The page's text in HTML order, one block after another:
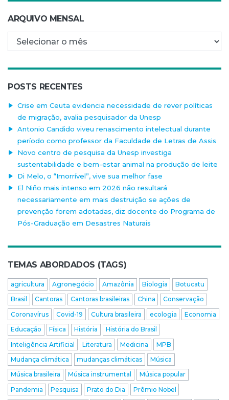
ARQUIVO MENSAL
Arquivo mensal
POSTS RECENTES
Crise em Ceuta evidencia necessidade de rever políticas
de migração, avalia pesquisador da Unesp
Antonio Candido viveu renascimento intelectual durante
período como professor da Faculdade de Letras de Assis
Novo centro de pesquisa da Unesp investiga
sustentabilidade e bem-estar animal na produção de leite
Di Melo, o “Imorrível”, vive sua melhor fase
El Niño mais intenso em 2026 não resultará
necessariamente em mais destruição se ações de
prevenção forem adotadas, diz docente do Programa de
Pós-Graduação em Desastres Naturais
TEMAS ABORDADOS (TAGS)
agricultura Agronegócio Amazônia Biologia
Botucatu
Brasil
Cantoras Cantoras brasileiras China
Conservação
Coronavírus
Covid-19 Cultura brasileira ecologia
Economia
Educação
Física História
História do Brasil
Inteligência Artificial
Literatura Medicina
MPB
Mudança climática
mudanças climáticas
Música
Música brasileira
Música instrumental
Música popular
Pandemia
Pesquisa Prato do Dia
Prêmio Nobel